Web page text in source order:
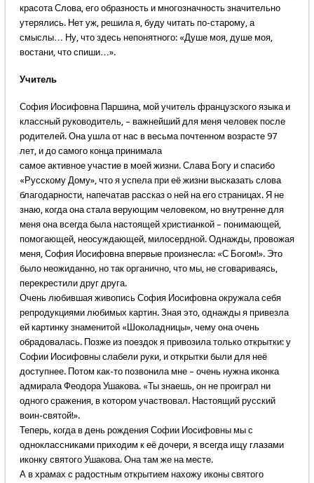
красота Слова, его образность и многозначность значительно
утерялись. Нет уж, решила я, буду читать по-старому, а
смыслы… Ну, что здесь непонятного: «Душе моя, душе моя,
востани, что спиши…».
Учитель
София Иосифовна Паршина, мой учитель французского языка и
классный руководитель, – важнейший для меня человек после
родителей. Она ушла от нас в весьма почтенном возрасте 97
лет, и до самого конца принимала
самое активное участие в моей жизни. Слава Богу и спасибо
«Русскому Дому», что я успела при её жизни высказать слова
благодарности, напечатав рассказ о ней на его страницах. Я не
знаю, когда она стала верующим человеком, но внутренне для
меня она всегда была настоящей христианкой – понимающей,
помогающей, неосуждающей, милосердной. Однажды, провожая
меня, София Иосифовна впервые произнесла: «С Богом!». Это
было неожиданно, но так органично, что мы, не сговариваясь,
перекрестили друг друга.
Очень любившая живопись София Иосифовна окружала себя
репродукциями любимых картин. Зная это, однажды я привезла
ей картинку знаменитой «Шоколадницы», чему она очень
обрадовалась. Позже из поездок я привозила только открытки: у
Софии Иосифовны слабели руки, и открытки были для неё
доступнее. Потом как-то позвонила мне – очень нужна иконка
адмирала Феодора Ушакова. «Ты знаешь, он не проиграл ни
одного сражения, в котором участвовал. Настоящий русский
воин-святой!».
Теперь, когда в день рождения Софии Иосифовны мы с
одноклассниками приходим к её дочери, я всегда ищу глазами
иконку святого Ушакова. Она там же на месте.
А в храмах с радостным открытием нахожу иконы святого